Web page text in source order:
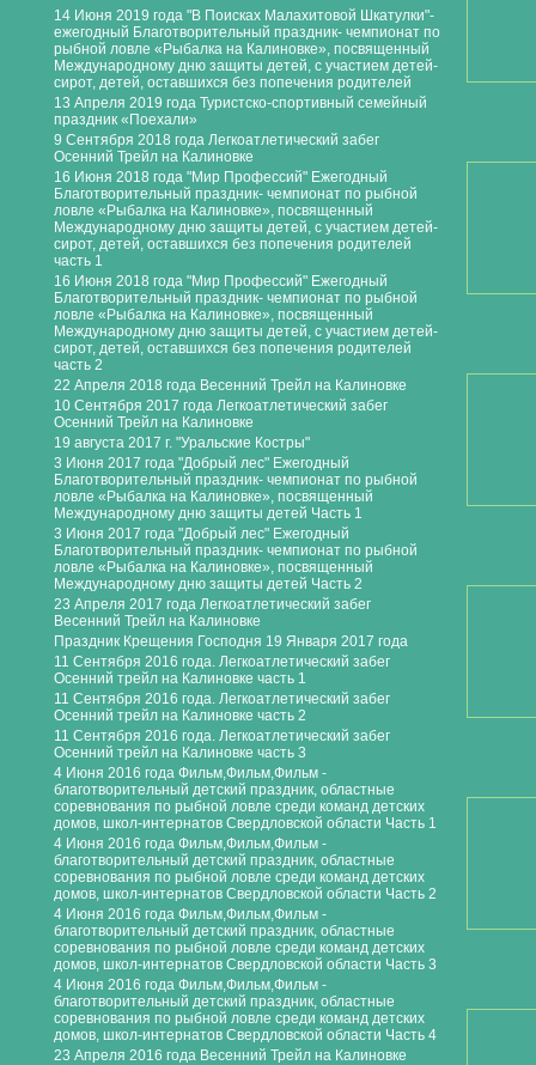
14 Июня 2019 года "В Поисках Малахитовой Шкатулки"-
ежегодный Благотворительный праздник- чемпионат по
рыбной ловле «Рыбалка на Калиновке», посвященный
Международному дню защиты детей, с участием детей-
сирот, детей, оставшихся без попечения родителей
13 Апреля 2019 года Туристско-спортивный семейный
праздник «Поехали»
9 Сентября 2018 года Легкоатлетический забег
Осенний Трейл на Калиновке
16 Июня 2018 года "Мир Профессий" Ежегодный
Благотворительный праздник- чемпионат по рыбной
ловле «Рыбалка на Калиновке», посвященный
Международному дню защиты детей, с участием детей-
сирот, детей, оставшихся без попечения родителей
часть 1
16 Июня 2018 года "Мир Профессий" Ежегодный
Благотворительный праздник- чемпионат по рыбной
ловле «Рыбалка на Калиновке», посвященный
Международному дню защиты детей, с участием детей-
сирот, детей, оставшихся без попечения родителей
часть 2
22 Апреля 2018 года Весенний Трейл на Калиновке
10 Сентября 2017 года Легкоатлетический забег
Осенний Трейл на Калиновке
19 августа 2017 г. "Уральские Костры"
3 Июня 2017 года "Добрый лес" Ежегодный
Благотворительный праздник- чемпионат по рыбной
ловле «Рыбалка на Калиновке», посвященный
Международному дню защиты детей Часть 1
3 Июня 2017 года "Добрый лес" Ежегодный
Благотворительный праздник- чемпионат по рыбной
ловле «Рыбалка на Калиновке», посвященный
Международному дню защиты детей Часть 2
23 Апреля 2017 года Легкоатлетический забег
Весенний Трейл на Калиновке
Праздник Крещения Господня 19 Января 2017 года
11 Сентября 2016 года. Легкоатлетический забег
Осенний трейл на Калиновке часть 1
11 Сентября 2016 года. Легкоатлетический забег
Осенний трейл на Калиновке часть 2
11 Сентября 2016 года. Легкоатлетический забег
Осенний трейл на Калиновке часть 3
4 Июня 2016 года Фильм,Фильм,Фильм -
благотворительный детский праздник, областные
соревнования по рыбной ловле среди команд детских
домов, школ-интернатов Свердловской области Часть 1
4 Июня 2016 года Фильм,Фильм,Фильм -
благотворительный детский праздник, областные
соревнования по рыбной ловле среди команд детских
домов, школ-интернатов Свердловской области Часть 2
4 Июня 2016 года Фильм,Фильм,Фильм -
благотворительный детский праздник, областные
соревнования по рыбной ловле среди команд детских
домов, школ-интернатов Свердловской области Часть 3
4 Июня 2016 года Фильм,Фильм,Фильм -
благотворительный детский праздник, областные
соревнования по рыбной ловле среди команд детских
домов, школ-интернатов Свердловской области Часть 4
23 Апреля 2016 года Весенний Трейл на Калиновке